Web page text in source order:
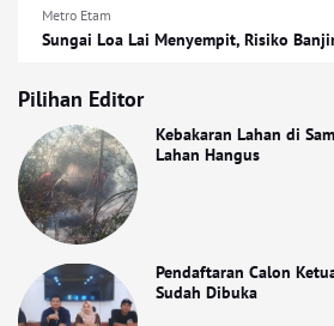
Metro Etam
Sungai Loa Lai Menyempit, Risiko
Pilihan Editor
Kebakaran Lahan di
Lahan Hangus
Pendaftaran Calon
Sudah Dibuka